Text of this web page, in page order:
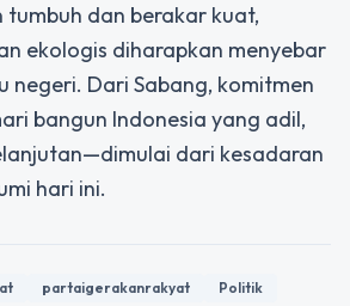
tumbuh dan berakar kuat,
ekologis diharapkan menyebar
negeri. Dari Sabang, komitmen
bangun Indonesia yang adil,
dari kesadaran
hari ini.
partaigerakanrakyat
Politik